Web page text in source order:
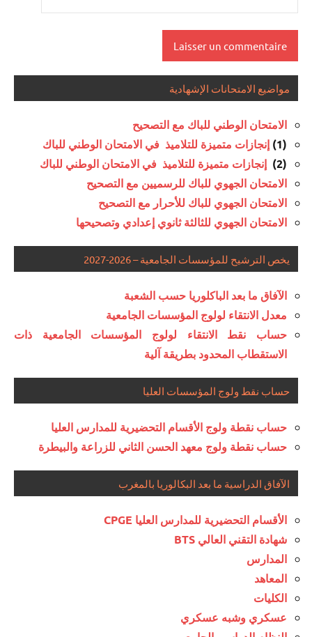
مواضيع الامتحانات الإشهادية
الامتحان الوطني للباك مع التصحيح
(1)
إنجازات متميزة للتلاميذ في الامتحان الوطني للباك
(2)
إنجازات متميزة للتلاميذ في الامتحان الوطني للباك
الامتحان الجهوي للباك للرسميين مع التصحيح
الامتحان الجهوي للباك للأحرار مع التصحيح
الامتحان الجهوي للثالثة ثانوي إعدادي وتصحيحها
يخص الترشيح للمؤسسات الجامعية – 2026-2027
الآفاق ما بعد الباكلوريا حسب الشعبة
معدل الانتقاء لولوج المؤسسات الجامعية
حساب نقط الانتقاء لولوج المؤسسات الجامعية ذات
الاستقطاب المحدود بطريقة آلية
حساب نقط ولوج المؤسسات العليا
حساب نقطة ولوج الأقسام التحضيرية للمدارس العليا
حساب نقطة ولوج معهد الحسن الثاني للزراعة والبيطرة
الآفاق الدراسية ما بعد البكالوريا بالمغرب
الأقسام التحضيرية للمدارس العليا CPGE
شهادة التقني العالي BTS
المدارس
المعاهد
الكليات
عسكري وشبه عسكري